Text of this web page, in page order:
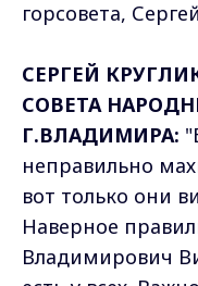
горсовета,
СЕРГЕЙ
СОВЕТА
Г.ВЛАДИМИРА:
неправильно
вот только они
Наверное
Владимирович